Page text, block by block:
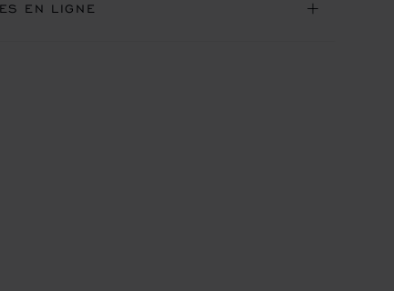
EN LIGNE